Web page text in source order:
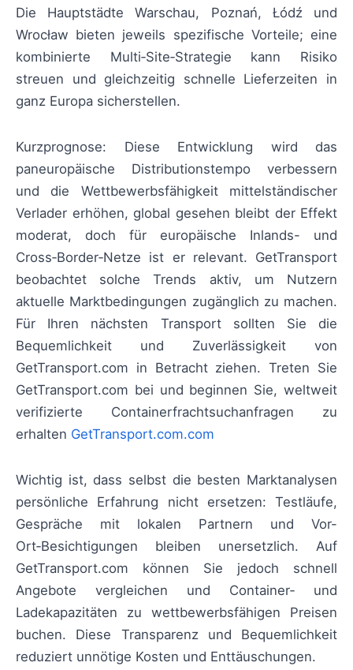
Die Hauptstädte Warschau, Poznań, Łódź und
Wrocław bieten jeweils spezifische Vorteile; eine
kombinierte Multi‑Site‑Strategie kann Risiko
streuen und gleichzeitig schnelle Lieferzeiten in
ganz Europa sicherstellen.
Kurzprognose: Diese Entwicklung wird das
paneuropäische Distributionstempo verbessern
und die Wettbewerbsfähigkeit mittelständischer
Verlader erhöhen, global gesehen bleibt der Effekt
moderat, doch für europäische Inlands- und
Cross‑Border‑Netze ist er relevant. GetTransport
beobachtet solche Trends aktiv, um Nutzern
aktuelle Marktbedingungen zugänglich zu machen.
Für Ihren nächsten Transport sollten Sie die
Bequemlichkeit und Zuverlässigkeit von
GetTransport.com in Betracht ziehen. Treten Sie
GetTransport.com bei und beginnen Sie, weltweit
verifizierte Containerfrachtsuchanfragen zu
erhalten GetTransport.com.com
Wichtig ist, dass selbst die besten Marktanalysen
persönliche Erfahrung nicht ersetzen: Testläufe,
Gespräche mit lokalen Partnern und Vor-
Ort‑Besichtigungen bleiben unersetzlich. Auf
GetTransport.com können Sie jedoch schnell
Angebote vergleichen und Container‑ und
Ladekapazitäten zu wettbewerbsfähigen Preisen
buchen. Diese Transparenz und Bequemlichkeit
reduziert unnötige Kosten und Enttäuschungen.